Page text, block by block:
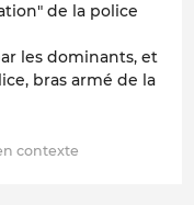
de la police
les dominants, et
bras armé de la